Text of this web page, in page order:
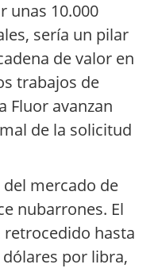
unas 10.000
sería un pilar
de valor en
trabajos de
Fluor avanzan
de la solicitud
mercado de
nubarrones. El
hasta
por libra,